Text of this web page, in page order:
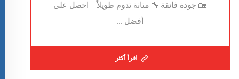
🏡 جودة فائقة 🔧 متانة تدوم طويلاً – احصل على
أفضل ...
اقرأ أكثر